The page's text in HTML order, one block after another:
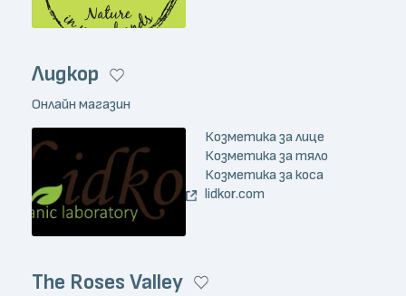
Лидкор
Онлайн магазин
Козметика за лице
Козметика за тяло
Козметика за коса
lidkor.com
The Roses Valley